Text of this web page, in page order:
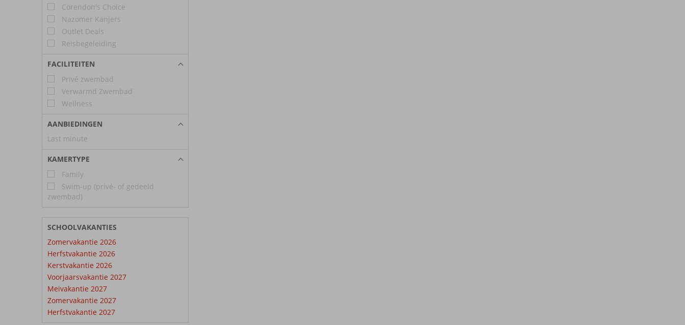
Corendon's Choice
Nazomer Kanjers
Outlet Deals
Reisbegeleiding
FACILITEITEN
Privé zwembad
Verwarmd Zwembad
Wellness
AANBIEDINGEN
Last minute
KAMERTYPE
Family
Swim-up (privé- of gedeeld
zwembad)
SCHOOLVAKANTIES
Zomervakantie 2026
Herfstvakantie 2026
Kerstvakantie 2026
Voorjaarsvakantie 2027
Meivakantie 2027
Zomervakantie 2027
Herfstvakantie 2027